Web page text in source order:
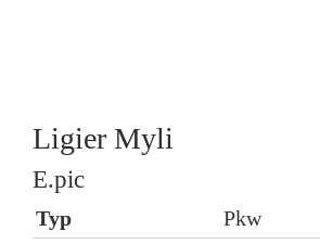
Ligier Myli
E.pic
Typ
Pkw